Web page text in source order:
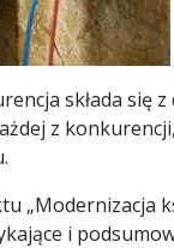
składa się z
z
„Modernizacja
i